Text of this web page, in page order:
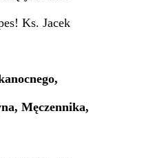
Ks. Jacek
Męczennika,